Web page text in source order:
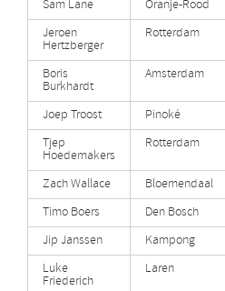
Sam Lane Oranje-Rood
Jeroen
Hertzberger
Rotterdam
Boris
Burkhardt
Amsterdam
Joep Troost Pinoké
Tjep
Hoedemakers
Rotterdam
Zach Wallace Bloemendaal
Timo Boers
Den Bosch
Jip Janssen
Kampong
Luke
Friederich
Laren